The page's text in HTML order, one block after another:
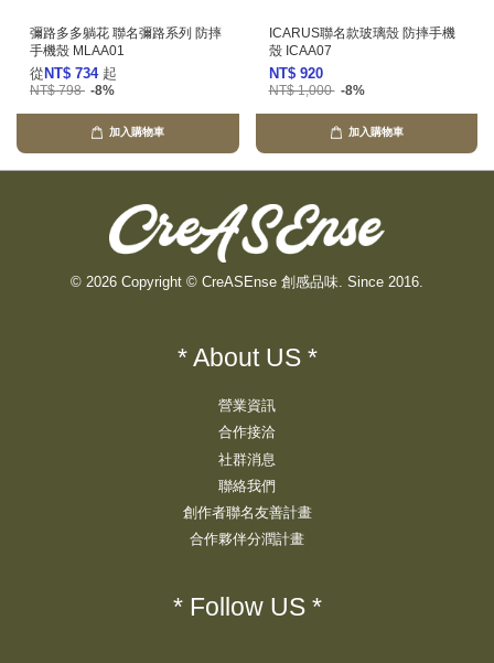
彌路多多躺花 聯名彌路系列 防摔
手機殼 MLAA01
從 NT$ 734 起
NT$ 798 -8%
加入購物車
ICARUS聯名款玻璃殼 防摔手機
殼 ICAA07
NT$ 920
NT$ 1,000 -8%
加入購物車
© 2026 Copyright © CreASEnse 創感品味. Since 2016.
* About US *
營業資訊
合作接洽
社群消息
聯絡我們
創作者聯名友善計畫
合作夥伴分潤計畫
* Follow US *